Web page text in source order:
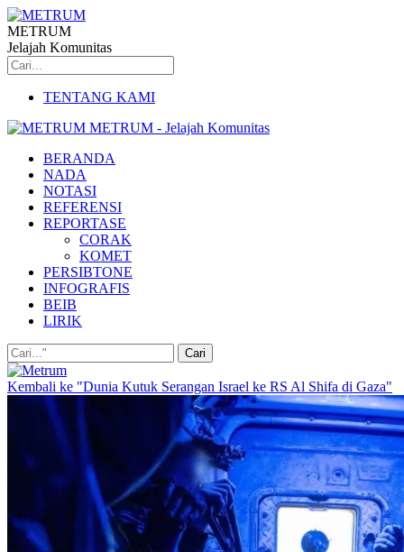
METRUM
Jelajah Komunitas
TENTANG KAMI
METRUM - Jelajah Komunitas
BERANDA
NADA
NOTASI
REFERENSI
REPORTASE
CORAK
KOMET
PERSIBTONE
INFOGRAFIS
BEIB
LIRIK
Kembali ke "Dunia Kutuk Serangan Israel ke RS Al Shifa di Gaza"